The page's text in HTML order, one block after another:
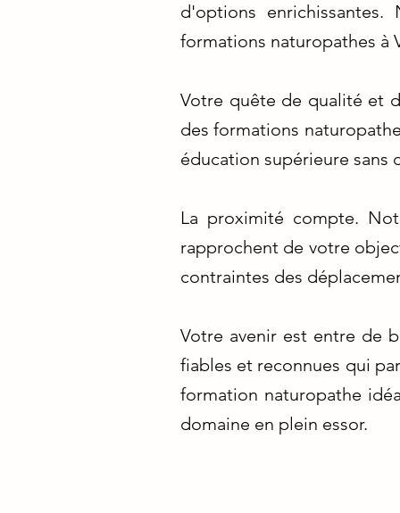
d'options
formations naturopathes à
Votre quête de qualité et
des formations
éducation supérieure sans
La proximité compte.
rapprochent de votre
contraintes des
Votre avenir est entre de
fiables et reconnues qui
formation naturopathe
domaine en plein essor.